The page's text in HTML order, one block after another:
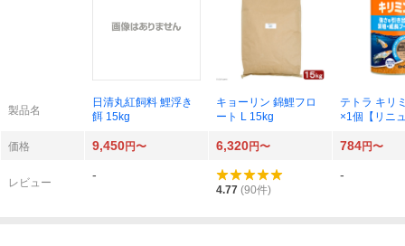
製品名
日清丸紅飼料 鯉浮き
餌 15kg
キョーリン 錦鯉フロ
ート L 15kg
テトラ キリ
×1個【リニ
価格
9,450円〜 6,320円〜 784円〜
レビュー
-
4.77 (90件)
-